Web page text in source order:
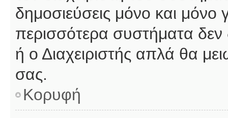
δημοσιεύσεις μόνο και
περισσότερα συστήματα δεν
ή ο Διαχειριστής απλά θα
σας.
Κορυφή